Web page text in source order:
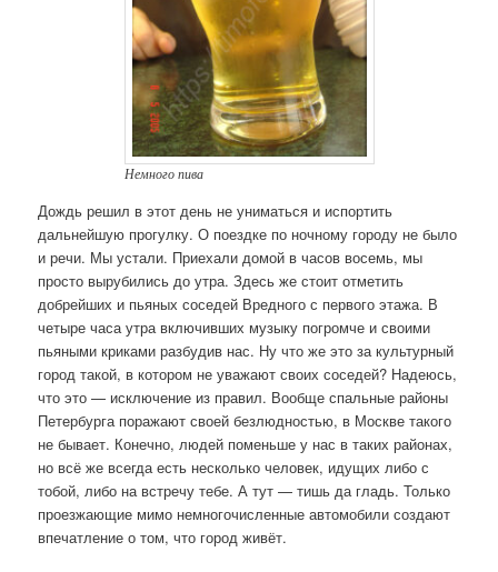
Немного пива
Дождь решил в этот день не униматься и испортить
дальнейшую прогулку. О поездке по ночному городу не было
и речи. Мы устали. Приехали домой в часов восемь, мы
просто вырубились до утра. Здесь же стоит отметить
добрейших и пьяных соседей Вредного с первого этажа. В
четыре часа утра включивших музыку погромче и своими
пьяными криками разбудив нас. Ну что же это за культурный
город такой, в котором не уважают своих соседей? Надеюсь,
что это — исключение из правил. Вообще спальные районы
Петербурга поражают своей безлюдностью, в Москве такого
не бывает. Конечно, людей поменьше у нас в таких районах,
но всё же всегда есть несколько человек, идущих либо с
тобой, либо на встречу тебе. А тут — тишь да гладь. Только
проезжающие мимо немногочисленные автомобили создают
впечатление о том, что город живёт.